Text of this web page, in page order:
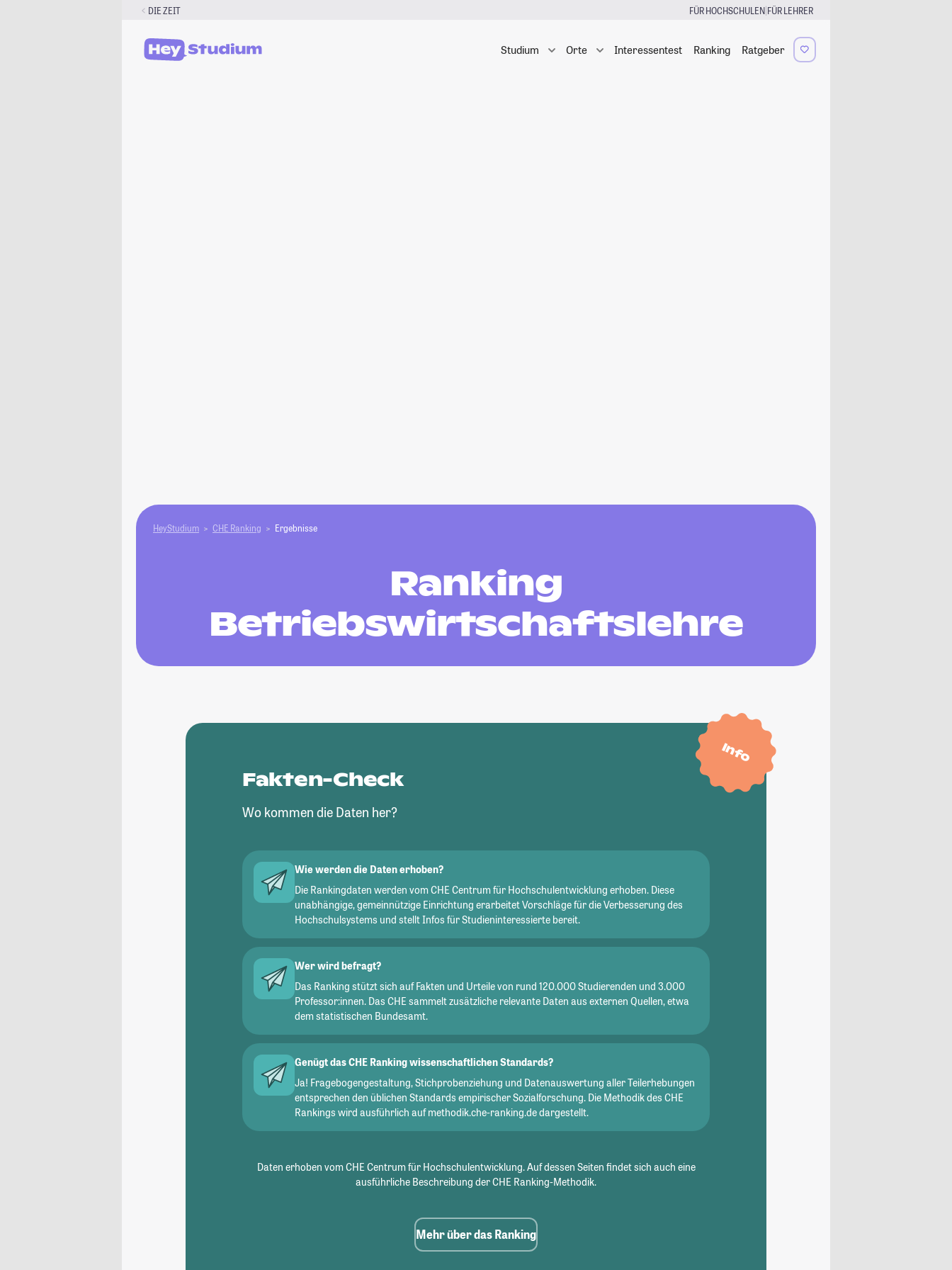
DIE ZEIT FÜR HOCHSCHULEN|FÜR LEHRER
Studium Orte Interessentest Ranking Ratgeber
HeyStudium CHE Ranking Ergebnisse
Ranking
Betriebswirtschaftslehre
Info
Fakten-Check
Wo kommen die Daten her?
Wie werden die Daten erhoben?
Die Rankingdaten werden vom CHE Centrum für Hochschulentwicklung erhoben. Diese
unabhängige, gemeinnützige Einrichtung erarbeitet Vorschläge für die Verbesserung des
Hochschulsystems und stellt Infos für Studieninteressierte bereit.
Wer wird befragt?
Das Ranking stützt sich auf Fakten und Urteile von rund 120.000 Studierenden und 3.000
Professor:innen. Das CHE sammelt zusätzliche relevante Daten aus externen Quellen, etwa
dem statistischen Bundesamt.
Genügt das CHE Ranking wissenschaftlichen Standards?
Ja! Fragebogengestaltung, Stichprobenziehung und Datenauswertung aller Teilerhebungen
entsprechen den üblichen Standards empirischer Sozialforschung. Die Methodik des CHE
Rankings wird ausführlich auf methodik.che-ranking.de dargestellt.
Daten erhoben vom CHE Centrum für Hochschulentwicklung. Auf dessen Seiten findet sich auch eine
ausführliche Beschreibung der CHE Ranking-Methodik.
Mehr über das Ranking